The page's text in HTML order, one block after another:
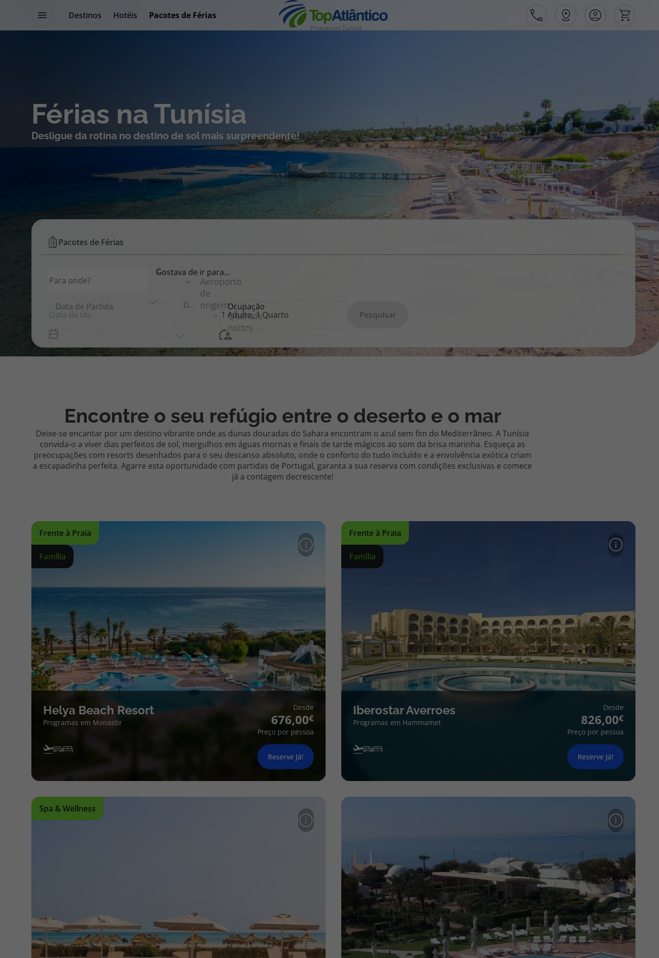
Destinos Hotéis
Pacotes de Férias
Promoções
Blog TopViagens Programas Tunísia
Voos
Voos + Hotel
Pacotes de Férias
Disneyland ® Paris
Cruzeiros
Promoções
Especialistas
Blog TopViagens
Agências
Contactos
Apoio ao cliente em Portugal
218 925 471
Apoio ao cliente no Estrangeiro
Férias na Tunísia
Desligue da rotina no destino de sol mais surpreendente!
Férias
na
Tunísia
Top
Atlântico
Pacotes de Férias
Destino
Gostava de ir para...
Com partida de...
Data de Partida Duração da Viagem Ocupação
Pesquisar
Encontre o seu refúgio entre o deserto e o mar
Deixe-se encantar por um destino vibrante onde as dunas douradas do Sahara encontram o azul sem fim do Mediterrâneo. A Tunísia
convida-o a viver dias perfeitos de sol, mergulhos em águas mornas e finais de tarde mágicos ao som da brisa marinha. Esqueça as
preocupações com resorts desenhados para o seu descanso absoluto, onde o conforto do tudo incluído e a envolvência exótica criam
a escapadinha perfeita. Agarre esta oportunidade com partidas de Portugal, garanta a sua reserva com condições exclusivas e comece
já a contagem decrescente!
Frente à Praia
Família
Helya Beach Resort
Programas em Monastir
Desde
676,00
Preço por pessoa
Reserve Já!
Frente à Praia
Família
Iberostar Averroes
Programas em Hammamet
Desde
826,00
Preço por pessoa
Reserve Já!
Spa & Wellness